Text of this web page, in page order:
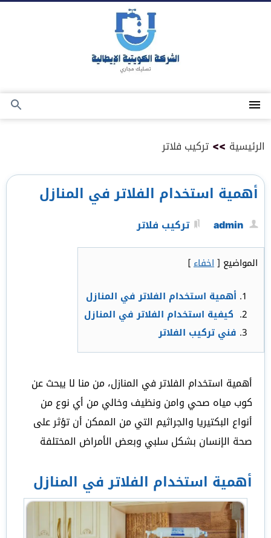
القائمة
بحث
الرئيسية >> تركيب فلاتر
أهمية استخدام الفلاتر في المنازل
admin تركيب فلاتر
المواضيع [اخفاء]
أهمية استخدام الفلاتر في المنازل
كيفية استخدام الفلاتر في المنازل
فني تركيب الفلاتر
أهمية استخدام الفلاتر في المنازل، من منا لا يبحث عن
كوب مياه صحي وامن ونظيف وخالي من أي نوع من
أنواع البكتيريا والجراثيم التي من الممكن أن تؤثر على
صحة الإنسان بشكل سلبي وبعض الأمراض المختلفة
أهمية استخدام الفلاتر في المنازل